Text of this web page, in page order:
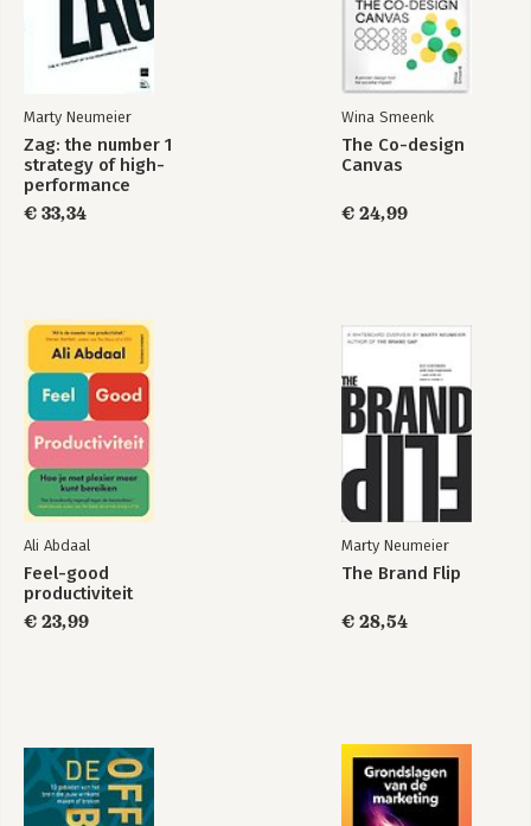
Marty Neumeier
Zag: the number 1
strategy of high-
performance
brands
€ 33,34
Wina Smeenk
The Co-design
Canvas
€ 24,99
Ali Abdaal
Feel-good
productiviteit
€ 23,99
Marty Neumeier
The Brand Flip
€ 28,54